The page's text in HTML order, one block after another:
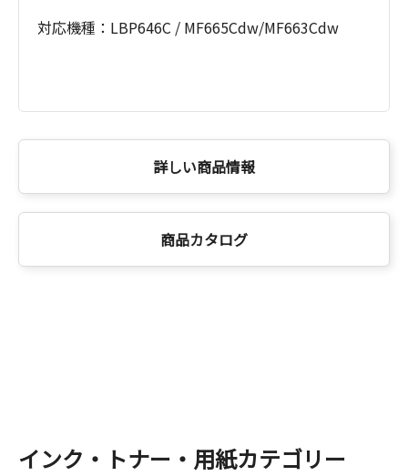
対応機種：LBP646C / MF665Cdw/MF663Cdw
詳しい商品情報
商品カタログ
インク・トナー・用紙カテゴリー